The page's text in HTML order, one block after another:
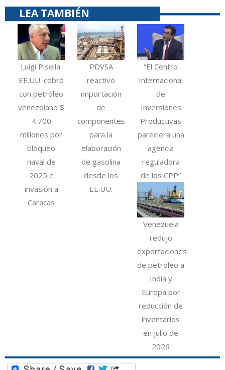
LEA TAMBIÉN
Luigi Pisella:
EE.UU. cobró
con petróleo
venezolano $
4.700
millones por
bloqueo
naval de
2025 e
invasión a
Caracas
PDVSA
reactivó
importación
de
componentes
para la
elaboración
de gasolina
desde los
EE.UU.
“El Centro
Internacional
de
Inversiones
Productivas
pareciera una
agencia
reguladora
de los CPP”
Venezuela
redujo
exportaciones
de petróleo a
India y
Europa por
reducción de
inventarios
en julio de
2026